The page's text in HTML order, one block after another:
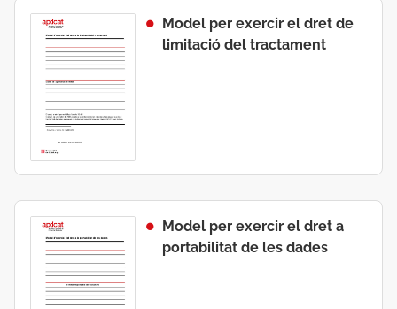
Model per exercir el dret de
limitació del tractament
Model per exercir el dret a
portabilitat de les dades